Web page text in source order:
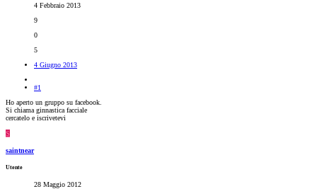
4 Febbraio 2013
9
0
5
4 Giugno 2013
#1
Ho aperto un gruppo su facebook.
Si chiama ginnastica facciale
cercatelo e iscrivetevi
S
saintnear
Utente
28 Maggio 2012